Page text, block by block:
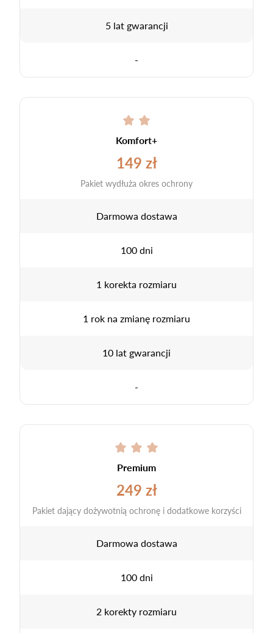
5 lat gwarancji
-
Komfort+
149 zł
Pakiet wydłuża okres ochrony
Darmowa dostawa
100 dni
1 korekta rozmiaru
1 rok na zmianę rozmiaru
10 lat gwarancji
-
Premium
249 zł
Pakiet dający dożywotnią ochronę i dodatkowe korzyści
Darmowa dostawa
100 dni
2 korekty rozmiaru